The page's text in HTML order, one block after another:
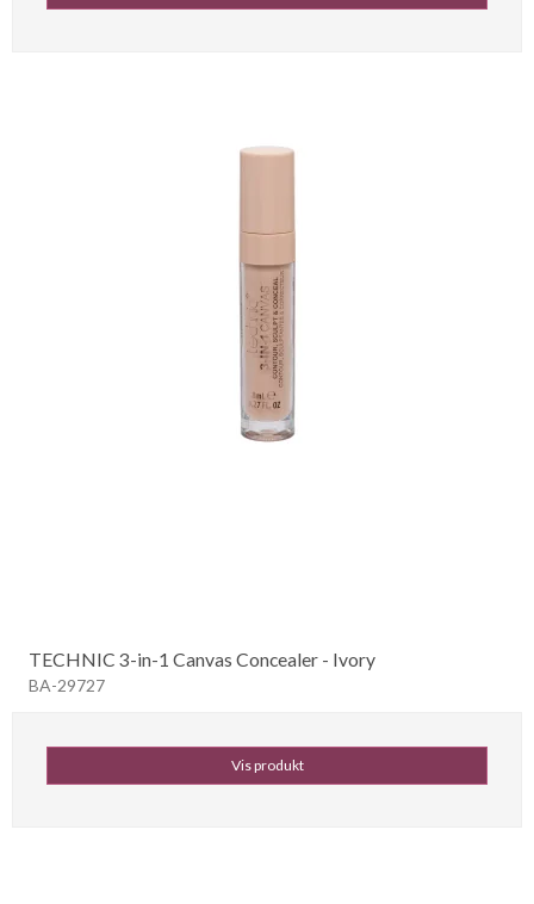
TECHNIC 3-in-1 Canvas Concealer - Ivory
BA-29727
Vis produkt